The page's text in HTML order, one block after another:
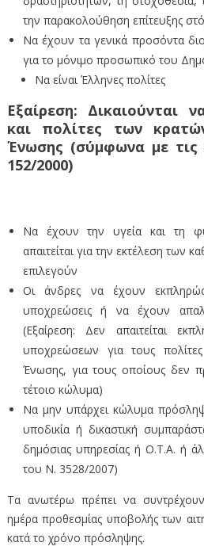
την παρακολούθηση επίτευξης
Να έχουν τα γενικά προσόντα
για το μόνιμο προσωπικό του
Να είναι Έλληνες πολίτες
Εξαίρεση: Δικαιούνται
και πολίτες των
Ένωσης (σύμφωνα με τις
152/2000)
Να έχουν την υγεία και τη
απαιτείται για την εκτέλεση των
επιλεγούν
Οι άνδρες να έχουν
υποχρεώσεις ή να έχουν
(Εξαίρεση: Δεν απαιτείται
υποχρεώσεων για τους
Ένωσης, για τους οποίους δεν
τέτοιο κώλυμα)
Να μην υπάρχει κώλυμα
υποδικία ή δικαστική
δημόσιας υπηρεσίας ή Ο.Τ.Α. ή
του Ν. 3528/2007)
Τα ανωτέρω πρέπει να
ημέρα προθεσμίας υποβολής των
κατά το χρόνο πρόσληψης.